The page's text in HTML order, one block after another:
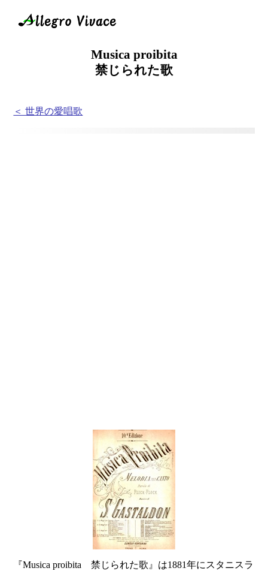
Musica proibita
禁じられた歌
＜ 世界の愛唱歌
『Musica proibita 禁じられた歌』は1881年にスタニスラ